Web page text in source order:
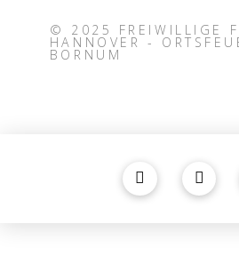
© 2025 FREIWILLIGE
HANNOVER -
BORNUM